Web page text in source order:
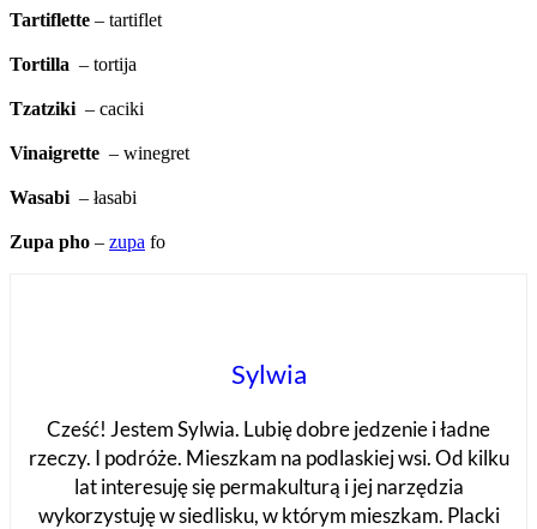
Tartiflette – tartiflet
Tortilla – tortija
Tzatziki – caciki
Vinaigrette – winegret
Wasabi – łasabi
Zupa pho – zupa fo
Sylwia
Cześć! Jestem Sylwia. Lubię dobre jedzenie i ładne
rzeczy. I podróże. Mieszkam na podlaskiej wsi. Od kilku
lat interesuję się permakulturą i jej narzędzia
wykorzystuję w siedlisku, w którym mieszkam. Placki